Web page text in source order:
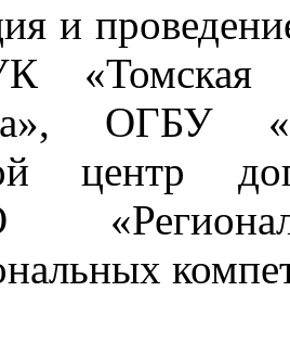
и
«Томская
ОГБУ
центр